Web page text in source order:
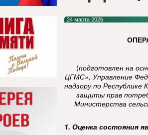
24 марта 2026
(подготовлен на
ЦГМС», Управление
надзору по Республике
защиты прав
Министерства
1. Оценка состояния